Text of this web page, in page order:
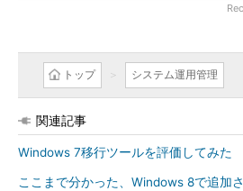
トップ システム運用管理
関連記事
Windows 7移行ツールを評価してみた
ここまで分かった、Windows 8で追加